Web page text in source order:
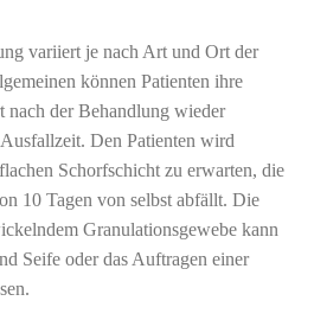
variiert je nach Art und Ort der
können Patienten ihre
der Behandlung wieder
Den Patienten wird
Schorfschicht zu erwarten, die
10 Tagen von selbst abfällt. Die
Granulationsgewebe kann
Seife oder das Auftragen einer